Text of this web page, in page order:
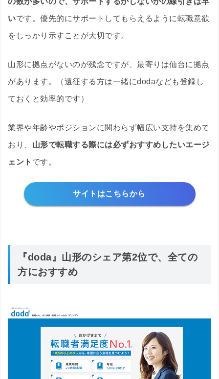
いです。優先的にサポートしてもらえるように転職意欲
をしっかり示すことが大切です。
山形に拠点がないのが残念ですが、最寄りは仙台に拠点
があります。（遠征する方は一緒にdodaなども登録し
ておくと効率的です）
業界や年齢やポジションに関わらず幅広い支持を集めて
おり、 山形で転職する際には必ずおすすめしたいエージ
ェント です。
サイトはこちらから
『doda』山形のシェア第2位で、全ての
方におすすめ